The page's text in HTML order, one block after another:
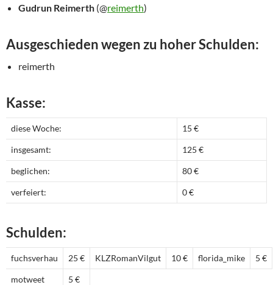
Gudrun Reimerth (@reimerth)
Ausgeschieden wegen zu hoher Schulden:
reimerth
Kasse:
diese Woche: 15 €
insgesamt: 125 €
beglichen: 80 €
verfeiert: 0 €
Schulden:
fuchsverhau 25 € KLZRomanVilgut 10 € florida_mike 5 €
motweet 5 €